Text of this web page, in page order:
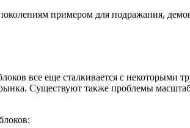
примером для подражания,
все еще сталкивается с
Существуют также проблемы